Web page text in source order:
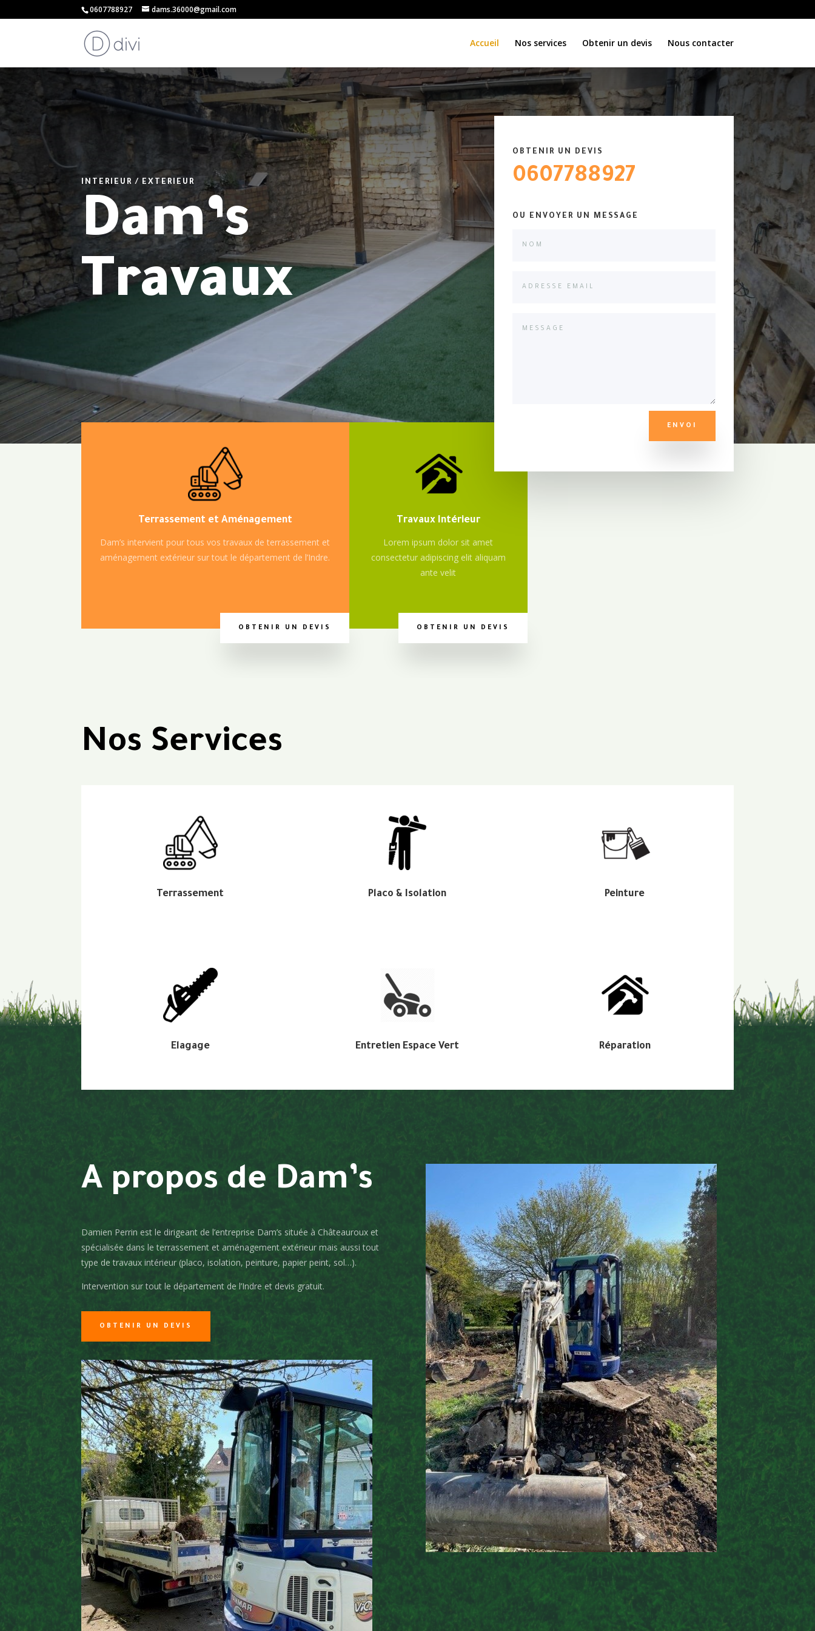
0607788927 dams.36000@gmail.com
Accueil Nos services Obtenir un devis Nous contacter
INTERIEUR / EXTERIEUR
Dam’s
Travaux
OBTENIR UN DEVIS
0607788927
OU ENVOYER UN MESSAGE
ENVOI
Terrassement et Aménagement
Dam’s intervient pour tous vos travaux de terrassement et
aménagement extérieur sur tout le département de l’Indre.
OBTENIR UN DEVIS
Travaux Intérieur
Lorem ipsum dolor sit amet
consectetur adipiscing elit aliquam
ante velit
OBTENIR UN DEVIS
Nos Services
Terrassement Placo & Isolation Peinture
Elagage Entretien Espace Vert Réparation
A propos de Dam’s
Damien Perrin est le dirigeant de l’entreprise Dam’s située à Châteauroux et
spécialisée dans le terrassement et aménagement extérieur mais aussi tout
type de travaux intérieur (placo, isolation, peinture, papier peint, sol…).
Intervention sur tout le département de l’Indre et devis gratuit.
OBTENIR UN DEVIS